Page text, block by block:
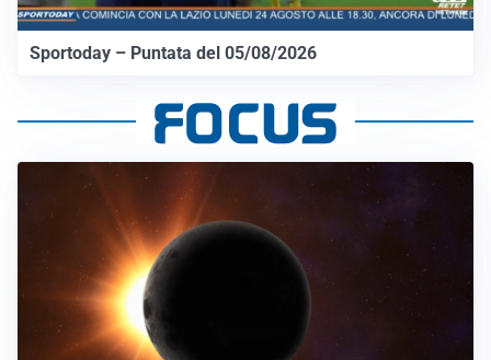
Sportoday – Puntata del 05/08/2026